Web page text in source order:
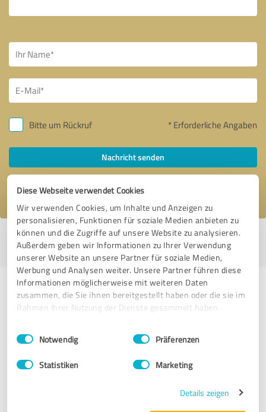
Diese Webseite verwendet Cookies
Wir verwenden Cookies, um Inhalte und Anzeigen zu
personalisieren, Funktionen für soziale Medien anbieten zu
können und die Zugriffe auf unsere Website zu analysieren.
Außerdem geben wir Informationen zu Ihrer Verwendung
unserer Website an unsere Partner für soziale Medien,
Werbung und Analysen weiter. Unsere Partner führen diese
Informationen möglicherweise mit weiteren Daten
zusammen, die Sie ihnen bereitgestellt haben oder die sie im
Rahmen Ihrer Nutzung der Dienste gesammelt haben.
Impressum Datenschutzbestimmungen
Einwilligungsauswahl
Notwendig Präferenzen
Statistiken Marketing
Details zeigen
Bitte um Rückruf * Erforderliche Angaben
Nachricht senden
Ich stimme denDatenschutzbestimmungen
Profil aktiv seit 02.05.2019 |Letzte Aktualisierung: 14.07.2026|Profil
melden
Erfahrungen zu weiteren
Anbietern aus dem Bereich